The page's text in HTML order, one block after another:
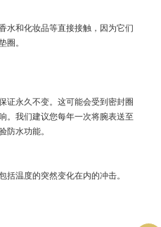
水和化妆品等直接接触，因为它们
圈。
证永久不变。这可能会受到密封圈
。我们建议您每年一次将腕表送至
防水功能。
括温度的突然变化在内的冲击。